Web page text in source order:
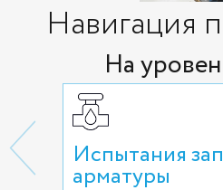
Навигация
На
Испытания
арматуры